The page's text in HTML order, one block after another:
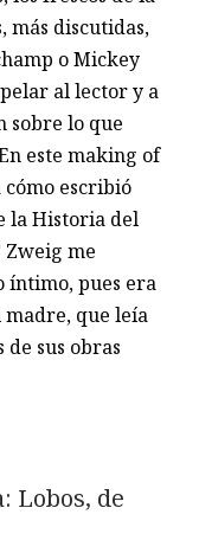
más discutidas,
o Mickey
al lector y a
sobre lo que
este making of
escribió
la Historia del
me
íntimo, pues era
que leía
de sus obras
Lobos, de